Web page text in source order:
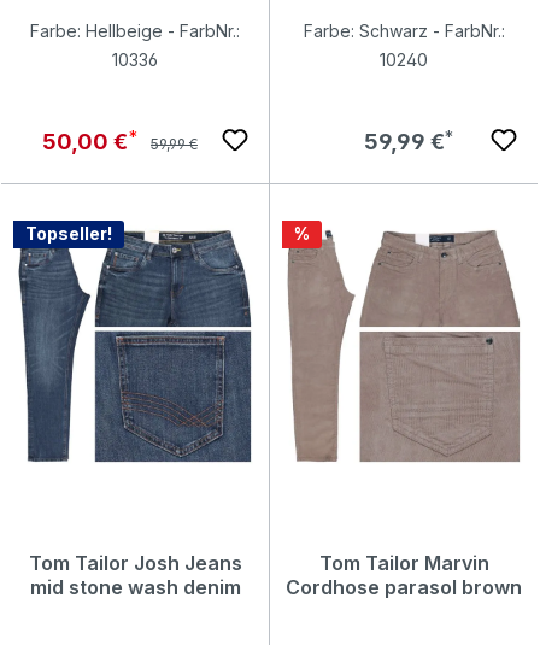
Farbe: Hellbeige - FarbNr.:
10336
Verkaufspreis:
50,00 € Regulärer Preis:
59,99 €
Farbe: Schwarz - FarbNr.:
10240
Regulärer Preis:
59,99 €
Topseller!
Tom Tailor Josh Jeans
mid stone wash denim
Rabatt
%
Tom Tailor Marvin
Cordhose parasol brown